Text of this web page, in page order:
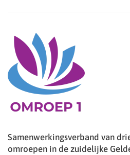
Samenwerkingsverband van
omroepen in de zuidelijke